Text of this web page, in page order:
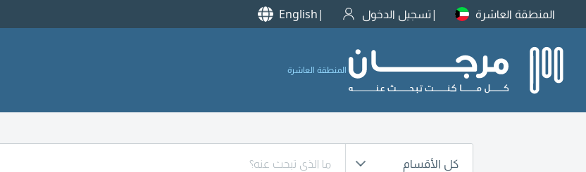
المنطقة العاشرة تسجيل الدخول English
المنطقة العاشرة
كل الأقسام